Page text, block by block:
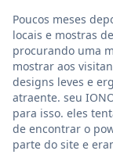
Poucos meses
locais e mostras
procurando uma
mostrar aos
designs leves e
atraente. seu
para isso. eles
de encontrar o
parte do site e